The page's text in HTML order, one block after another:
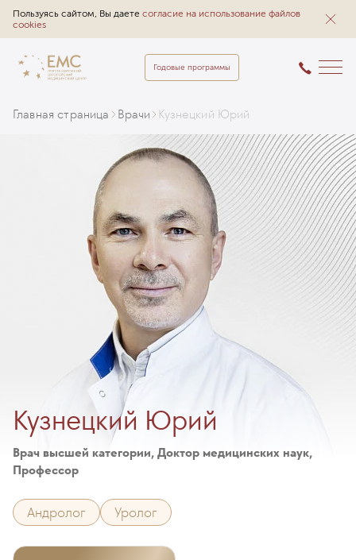
Пользуясь сайтом, Вы даете согласие на использование файлов
cookies
Годовые программы
Главная страница Врачи Кузнецкий Юрий
Кузнецкий Юрий
Врач высшей категории, Доктор медицинских наук,
Профессор
Андролог Уролог